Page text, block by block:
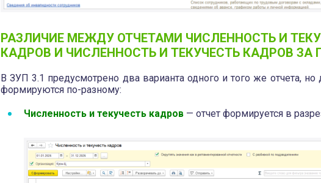
РАЗЛИЧИЕ МЕЖДУ ОТЧЕТАМИ ЧИСЛЕННОСТЬ И
КАДРОВ И ЧИСЛЕННОСТЬ И ТЕКУЧЕСТЬ КАДРОВ ЗА
В ЗУП 3.1 предусмотрено два варианта одного и того же отчета,
формируются по-разному:
Численность и текучесть кадров — отчет формируется в